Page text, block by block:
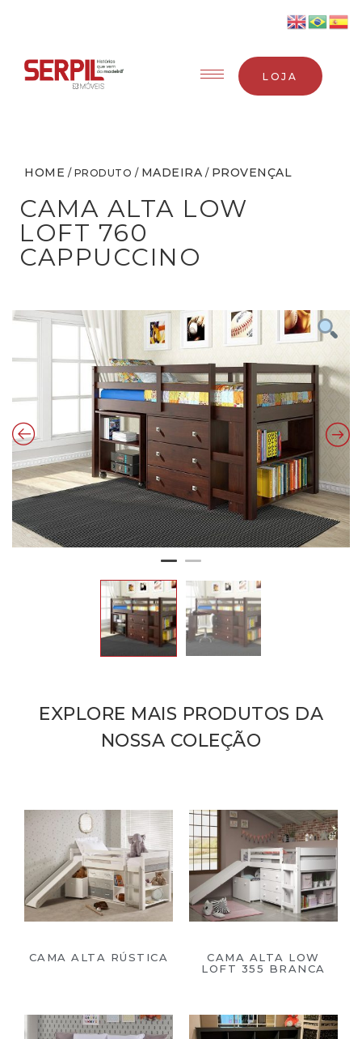
LOJA
HOME / PRODUTO / MADEIRA / PROVENÇAL
CAMA ALTA LOW
LOFT 760
CAPPUCCINO
EXPLORE MAIS PRODUTOS DA
NOSSA COLEÇÃO
CAMA ALTA RÚSTICA
CAMA ALTA LOW
LOFT 355 BRANCA